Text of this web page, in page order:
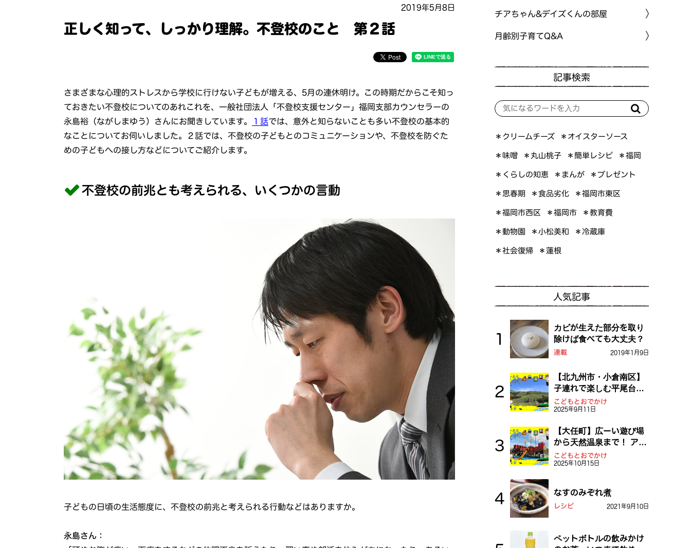
2019年5月8日
正しく知って、しっかり理解。不登校のこと 第２話
さまざまな心理的ストレスから学校に行けない子どもが増える、5月の連休明け。この時期だからこそ知っ
ておきたい不登校についてのあれこれを、一般社団法人「不登校支援センター」福岡支部カウンセラーの
永島裕（ながしまゆう）さんにお聞きしています。 １話では、意外と知らないことも多い不登校の基本的
なことについてお伺いしました。２話では、不登校の子どもとのコミュニケーションや、不登校を防ぐた
めの子どもへの接し方などについてご紹介します。
不登校の前兆とも考えられる、いくつかの言動
子どもの日頃の生活態度に、不登校の前兆と考えられる行動などはありますか。
永島さん：
チアちゃん&デイズくんの部屋
月齢別子育てQ&A
記事検索
＊クリームチーズ ＊オイスターソース
＊味噌 ＊丸山桃子 ＊簡単レシピ ＊福岡
＊くらしの知恵 ＊まんが ＊プレゼント
＊思春期 ＊食品劣化 ＊福岡市東区
＊福岡市西区 ＊福岡市 ＊教育費
＊動物園 ＊小松美和 ＊冷蔵庫
＊社会復帰 ＊蓮根
人気記事
カビが生えた部分を取り
除けば食べても大丈夫？
連載 2019年1月9日
【北九州市・小倉南区】
子連れで楽しむ平尾台！
ふしぎな草原や千仏鍾乳
洞を探検しよう！
こどもとおでかけ
2025年9月11日
【大任町】広ーい遊び場
から天然温泉まで！ アミ
ューズメントな道の駅・
おおとう桜街道
こどもとおでかけ
2025年10月15日
なすのみぞれ煮
レシピ 2021年9月10日
ペットボトルの飲みかけ